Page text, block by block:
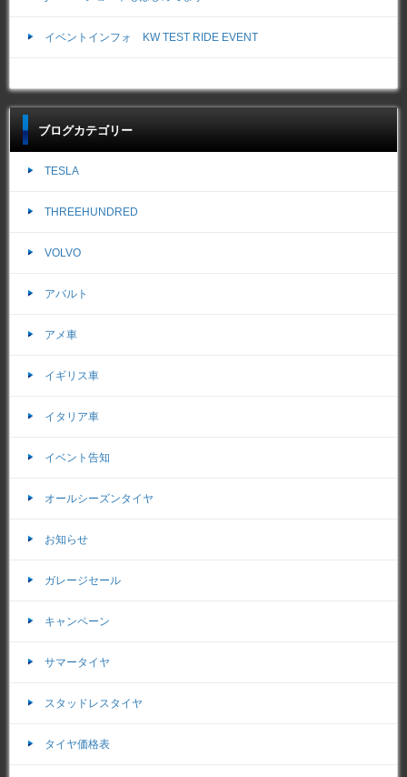
イベントインフォ KW TEST RIDE EVENT
ブログカテゴリー
TESLA
THREEHUNDRED
VOLVO
アバルト
アメ車
イギリス車
イタリア車
イベント告知
オールシーズンタイヤ
お知らせ
ガレージセール
キャンペーン
サマータイヤ
スタッドレスタイヤ
タイヤ価格表